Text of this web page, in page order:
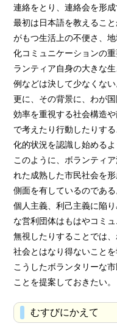
連絡をとり、連絡会を形
最初は日本語を教えるこ
がもつ生活上の不便さ、
化コミュニケーションの
ランティア自身の大きな
例などは決して少なくない
更に、その背景に、わが
効率を重視する社会構造
で考えたり行動したりす
化的状況を認識し始めるよ
このように、ボランティ
れた成熟した市民社会を
側面を有しているのであ
個人主義、利己主義に陥
な営利団体はもはやコミ
無視したりすることでは
社会とはなり得ないことを
こうしたボランタリーな
ことを提案しておきたい。
むすびにかえて